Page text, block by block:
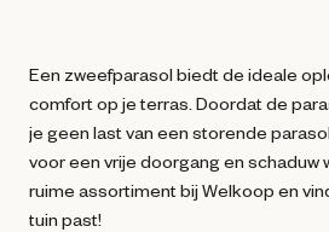
Een zweefparasol biedt de ideale
comfort op je terras. Doordat de
je geen last van een storende
voor een vrije doorgang en schaduw
ruime assortiment bij Welkoop en
tuin past!